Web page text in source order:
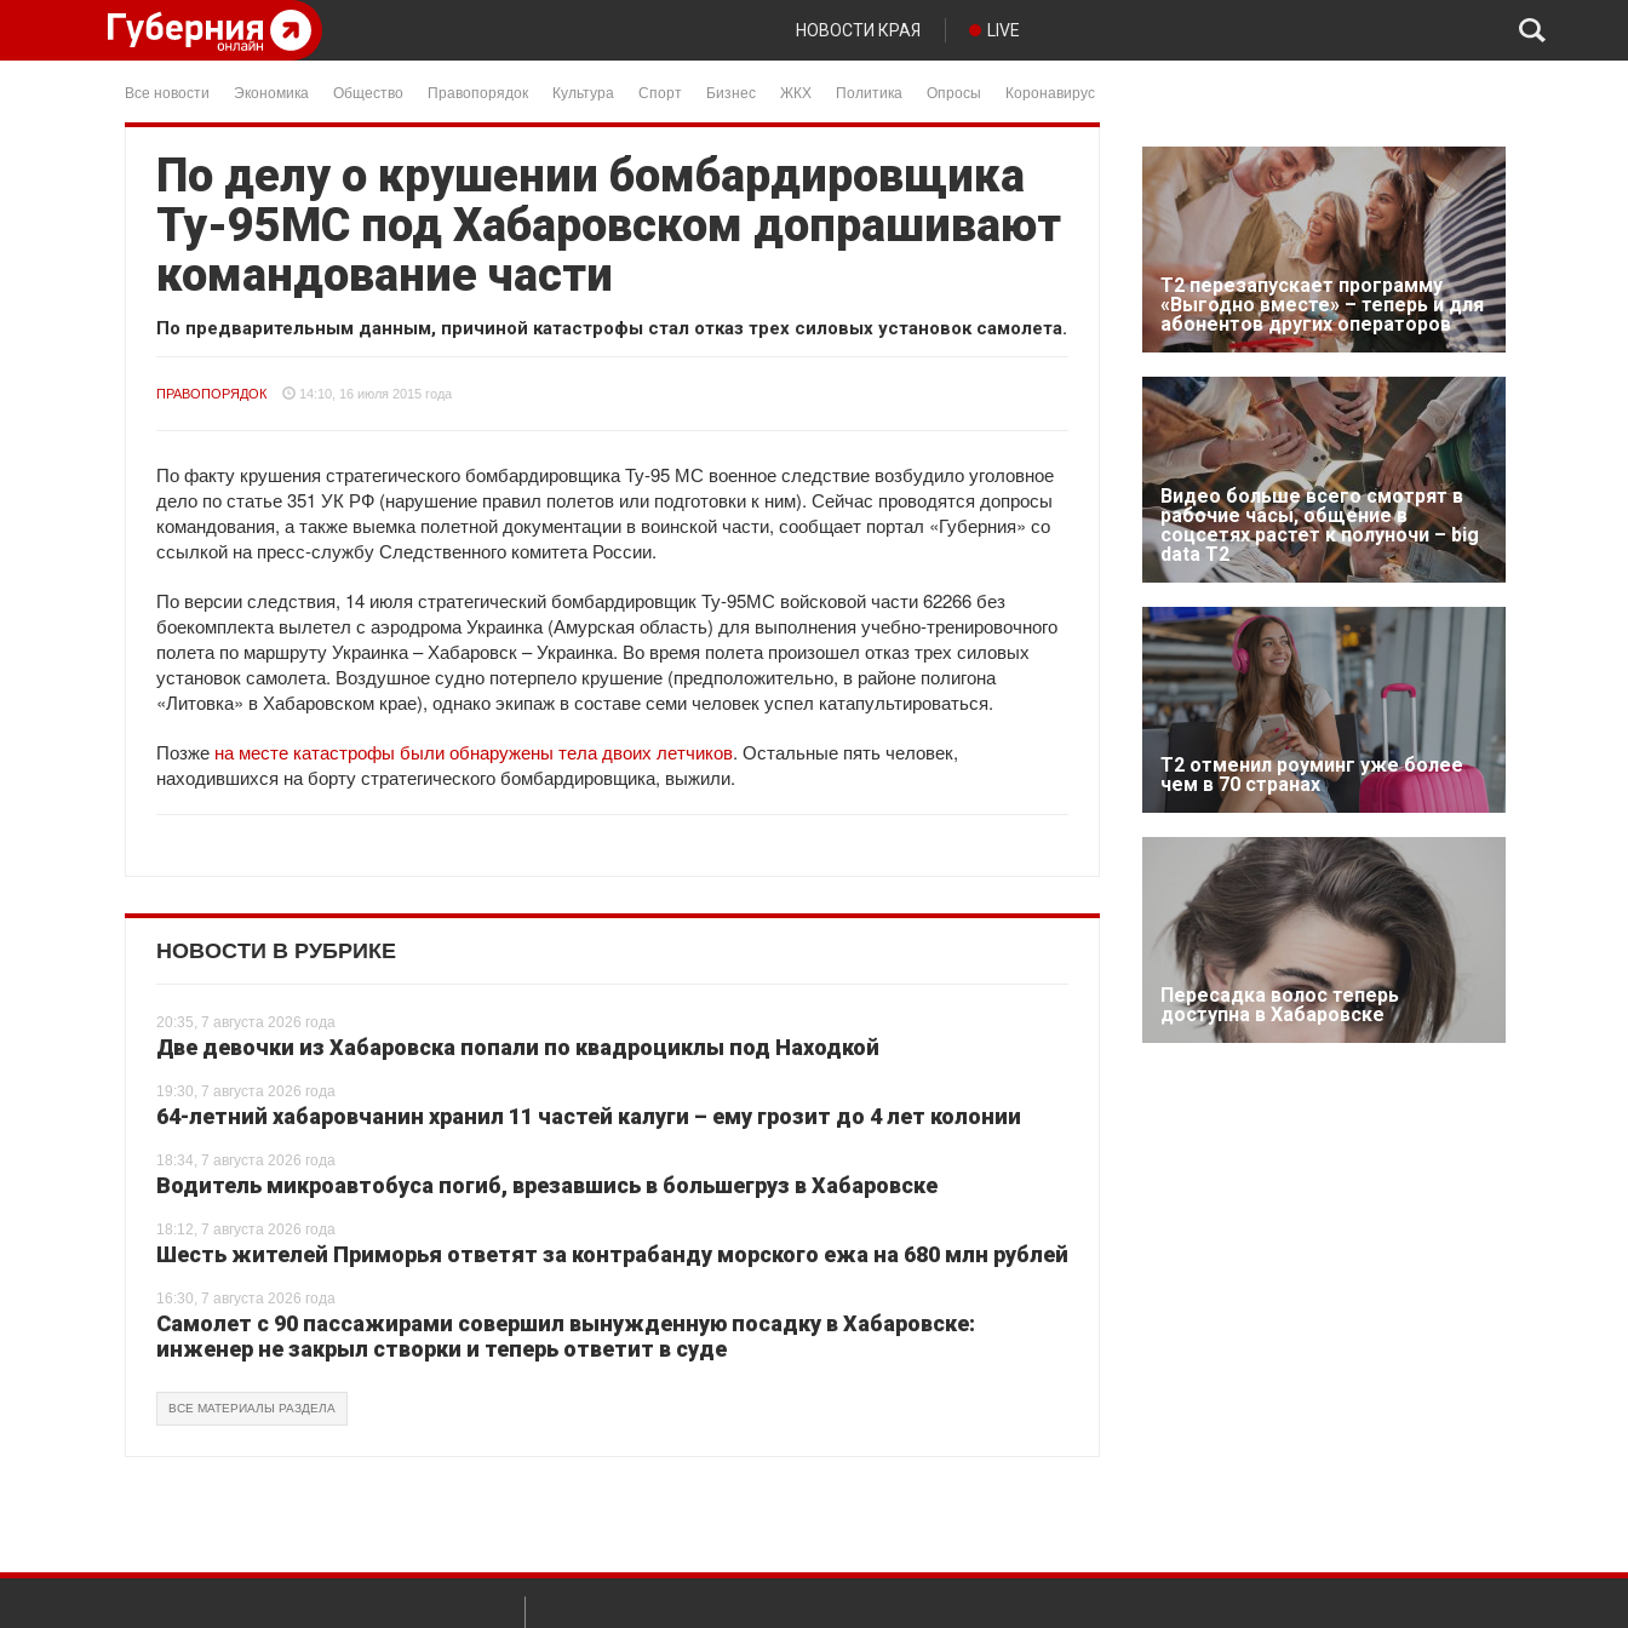
НОВОСТИ КРАЯ LIVE
Все новости Экономика Общество Правопорядок Культура Спорт Бизнес ЖКХ Политика Опросы Коронавирус
По делу о крушении бомбардировщика
Ту-95МС под Хабаровском допрашивают
командование части
По предварительным данным, причиной катастрофы стал отказ трех силовых установок самолета.
ПРАВОПОРЯДОК 14:10, 16 июля 2015 года
По факту крушения стратегического бомбардировщика Ту-95 МС военное следствие возбудило уголовное
дело по статье 351 УК РФ (нарушение правил полетов или подготовки к ним). Сейчас проводятся допросы
командования, а также выемка полетной документации в воинской части, сообщает портал «Губерния» со
ссылкой на пресс-службу Следственного комитета России.
По версии следствия, 14 июля стратегический бомбардировщик Ту-95МС войсковой части 62266 без
боекомплекта вылетел с аэродрома Украинка (Амурская область) для выполнения учебно-тренировочного
полета по маршруту Украинка – Хабаровск – Украинка. Во время полета произошел отказ трех силовых
установок самолета. Воздушное судно потерпело крушение (предположительно, в районе полигона
«Литовка» в Хабаровском крае), однако экипаж в составе семи человек успел катапультироваться.
Позже на месте катастрофы были обнаружены тела двоих летчиков. Остальные пять человек,
находившихся на борту стратегического бомбардировщика, выжили.
НОВОСТИ В РУБРИКЕ
20:35, 7 августа 2026 года
Две девочки из Хабаровска попали по квадроциклы под Находкой
19:30, 7 августа 2026 года
64-летний хабаровчанин хранил 11 частей калуги – ему грозит до 4 лет колонии
18:34, 7 августа 2026 года
Водитель микроавтобуса погиб, врезавшись в большегруз в Хабаровске
18:12, 7 августа 2026 года
Шесть жителей Приморья ответят за контрабанду морского ежа на 680 млн рублей
16:30, 7 августа 2026 года
Самолет с 90 пассажирами совершил вынужденную посадку в Хабаровске:
инженер не закрыл створки и теперь ответит в суде
ВСЕ МАТЕРИАЛЫ РАЗДЕЛА
Т2 перезапускает программу
«Выгодно вместе» – теперь и для
абонентов других операторов
Видео больше всего смотрят в
рабочие часы, общение в
соцсетях растет к полуночи – big
data T2
Т2 отменил роуминг уже более
чем в 70 странах
Пересадка волос теперь
доступна в Хабаровске